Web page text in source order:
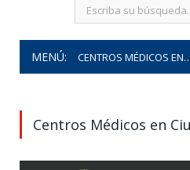
MENÚ: CENTROS MÉDICOS
Centros Médicos en